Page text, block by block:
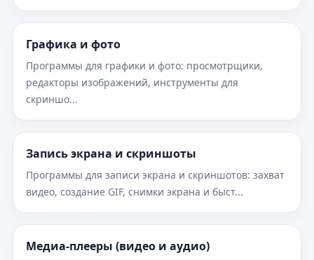
Графика и фото
Программы для графики и фото: просмотрщики,
редакторы изображений, инструменты для
скриншо...
Запись экрана и скриншоты
Программы для записи экрана и скриншотов: захват
видео, создание GIF, снимки экрана и быст...
Медиа-плееры (видео и аудио)